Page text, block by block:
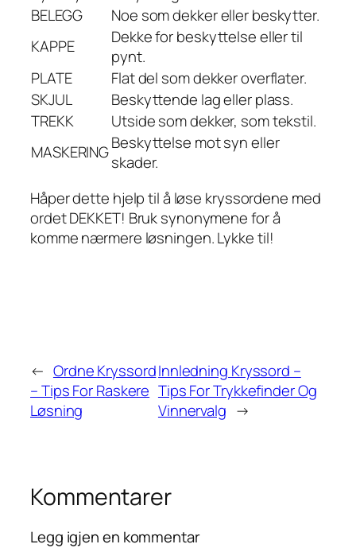
BELEGG
Noe som dekker eller beskytter.
KAPPE
Dekke for beskyttelse eller til
pynt.
PLATE
Flat del som dekker overflater.
SKJUL
Beskyttende lag eller plass.
TREKK
Utside som dekker, som tekstil.
MASKERINGBeskyttelse mot syn eller
skader.
Håper dette hjelp til å løse kryssordene med
ordet DEKKET! Bruk synonymene for å
komme nærmere løsningen. Lykke til!
← Ordne Kryssord
– Tips For Raskere
Løsning
Innledning Kryssord –
Tips For Trykkefinder Og
Vinnervalg →
Kommentarer
Legg igjen en kommentar